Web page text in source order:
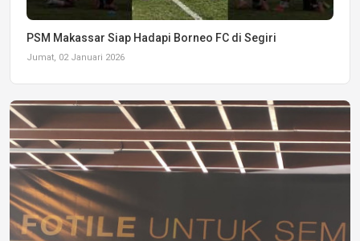
PSM Makassar Siap Hadapi Borneo FC di Segiri
Jumat, 02 Januari 2026